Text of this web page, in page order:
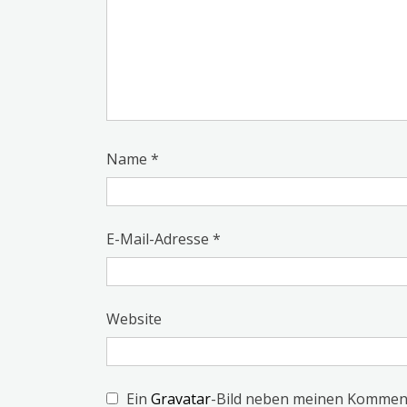
Name *
E-Mail-Adresse *
Website
Ein Gravatar-Bild neben meinen